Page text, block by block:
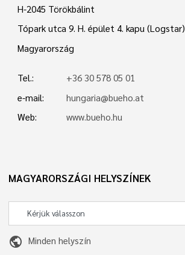
H-2045 Törökbálint
Tópark utca 9. H. épület 4. kapu (Logstar)
Magyarország
Tel.:
+36 30 578 05 01
e-mail:
hungaria@bueho.at
Web:
www.bueho.hu
MAGYARORSZÁGI HELYSZÍNEK
public Minden helyszín